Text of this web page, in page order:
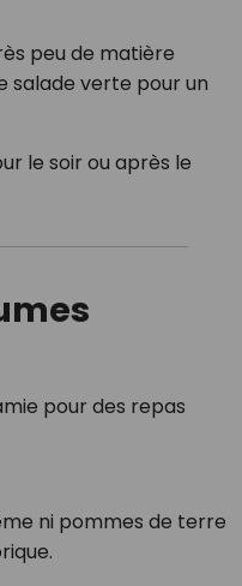
peu de matière
salade verte pour un
le soir ou après le
pour des repas
ni pommes de terre